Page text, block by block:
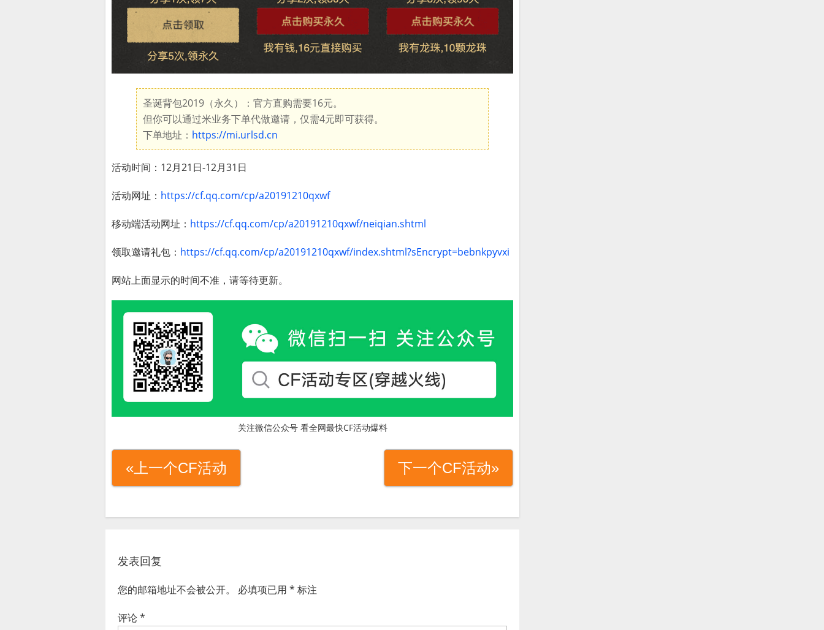
圣诞背包2019（永久）：官方直购需要16元。
但你可以通过米业务下单代做邀请，仅需4元即可获得。
下单地址： https://mi.urlsd.cn
活动时间：12月21日-12月31日
活动网址： https://cf.qq.com/cp/a20191210qxwf
移动端活动网址： https://cf.qq.com/cp/a20191210qxwf/neiqian.shtml
领取邀请礼包： https://cf.qq.com/cp/a20191210qxwf/index.shtml?sEncrypt=bebnkpyvxi
网站上面显示的时间不准，请等待更新。
关注微信公众号 看全网最快CF活动爆料
«上一个CF活动 下一个CF活动»
发表回复
您的邮箱地址不会被公开。 必填项已用 * 标注
评论*